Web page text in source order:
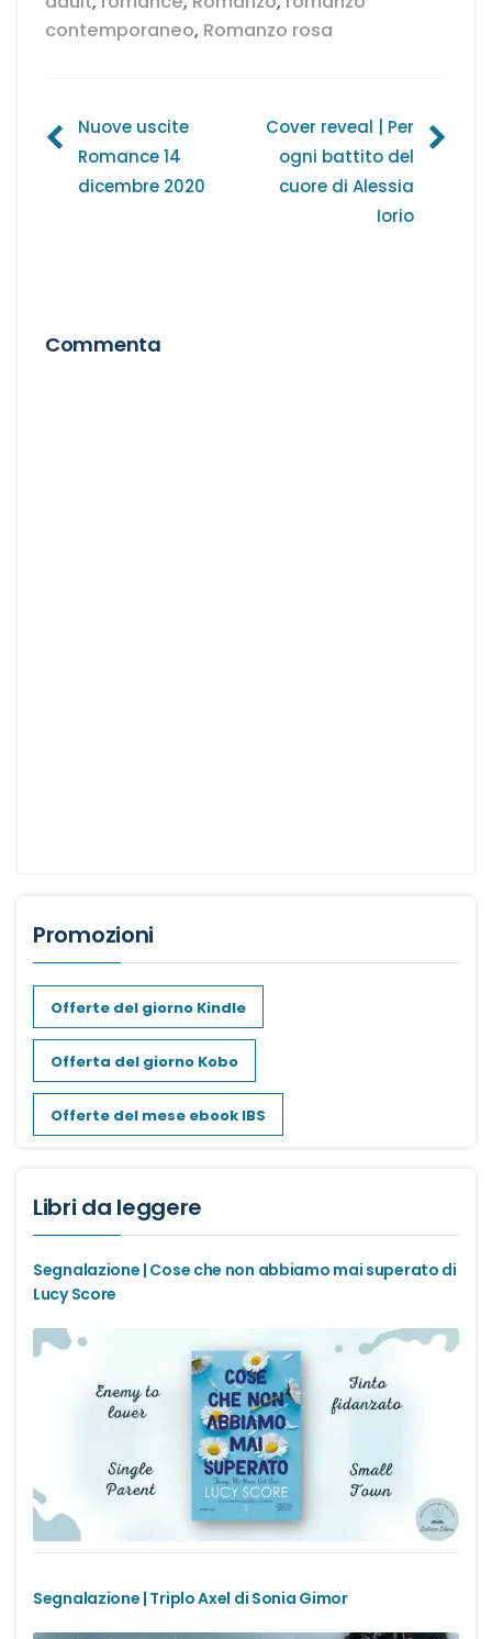
contemporaneo, Romanzo rosa
Navigazione
articoli
Nuove uscite
Romance 14
dicembre 2020
Cover reveal | Per
ogni battito del
cuore di Alessia
Iorio
Commenta
Promozioni
Offerte del giorno Kindle
Offerta del giorno Kobo
Offerte del mese ebook IBS
Libri da leggere
Segnalazione | Cose che non abbiamo mai superato di
Lucy Score
Segnalazione | Triplo Axel di Sonia Gimor